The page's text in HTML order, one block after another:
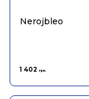
Nerojbleo
1 402 грн.